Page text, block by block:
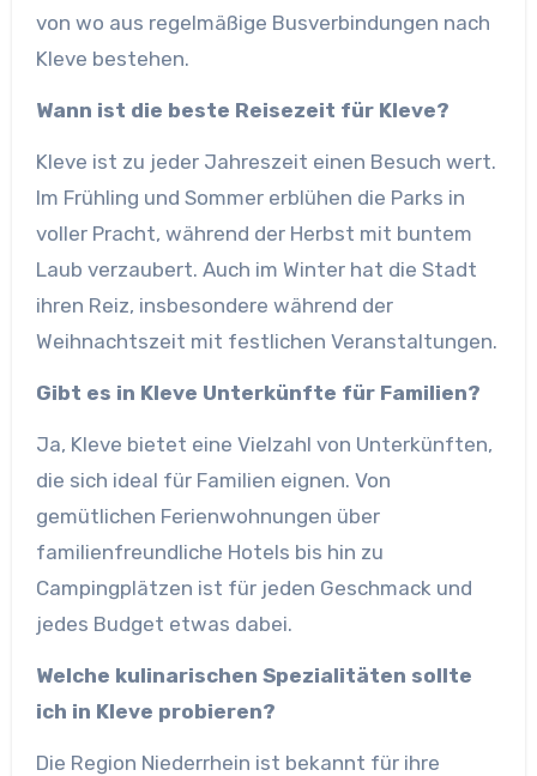
von wo aus regelmäßige Busverbindungen nach
Kleve bestehen.​
Wann ist die beste Reisezeit für Kleve?
Kleve ist zu jeder Jahreszeit einen Besuch wert.
Im Frühling und Sommer erblühen die Parks in
voller Pracht, während der Herbst mit buntem
Laub verzaubert. Auch im Winter hat die Stadt
ihren Reiz, insbesondere während der
Weihnachtszeit mit festlichen Veranstaltungen.​
Gibt es in Kleve Unterkünfte für Familien?
Ja, Kleve bietet eine Vielzahl von Unterkünften,
die sich ideal für Familien eignen. Von
gemütlichen Ferienwohnungen über
familienfreundliche Hotels bis hin zu
Campingplätzen ist für jeden Geschmack und
jedes Budget etwas dabei.​
Welche kulinarischen Spezialitäten sollte
ich in Kleve probieren?
Die Region Niederrhein ist bekannt für ihre